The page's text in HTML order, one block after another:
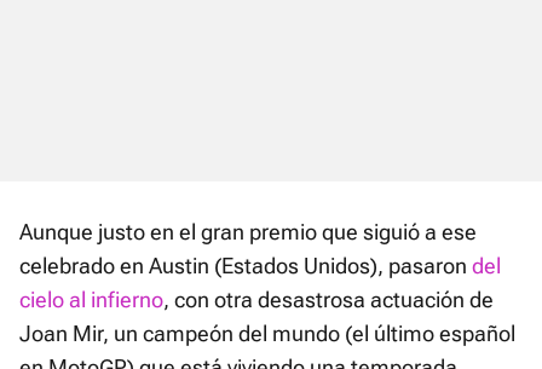
Aunque justo en el gran premio que siguió a ese
celebrado en Austin (Estados Unidos), pasaron del
cielo al infierno, con otra desastrosa actuación de
Joan Mir, un campeón del mundo (el último español